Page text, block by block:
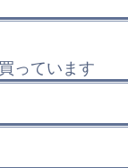
っています